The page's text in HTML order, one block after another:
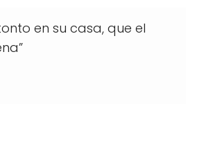
en su casa, que el